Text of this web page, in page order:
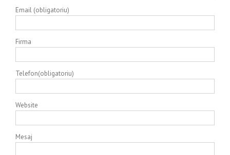
Email (obligatoriu)
Firma
Telefon(obligatoriu)
Website
Mesaj